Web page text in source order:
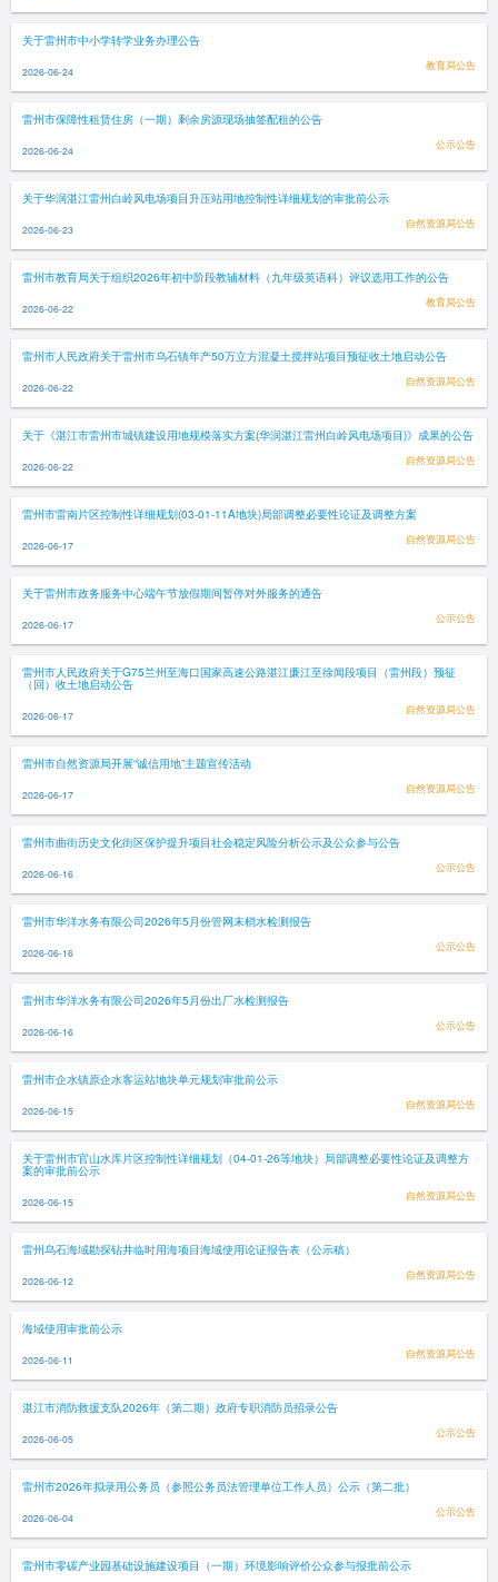
关于雷州市中小学转学业务办理公告
2026-06-24 教育局公告
雷州市保障性租赁住房（一期）剩余房源现场抽签配租的公告
2026-06-24 公示公告
关于华润湛江雷州白岭风电场项目升压站用地控制性详细规划的审批前公示
2026-06-23 自然资源局公告
雷州市教育局关于组织2026年初中阶段教辅材料（九年级英语科）评议选用工作的公告
2026-06-22 教育局公告
雷州市人民政府关于雷州市乌石镇年产50万立方混凝土搅拌站项目预征收土地启动公告
2026-06-22 自然资源局公告
关于《湛江市雷州市城镇建设用地规模落实方案(华润湛江雷州白岭风电场项目)》成果的公告
2026-06-22 自然资源局公告
雷州市雷南片区控制性详细规划(03-01-11A地块)局部调整必要性论证及调整方案
2026-06-17 自然资源局公告
关于雷州市政务服务中心端午节放假期间暂停对外服务的通告
2026-06-17 公示公告
雷州市人民政府关于G75兰州至海口国家高速公路湛江廉江至徐闻段项目（雷州段）预征
（回）收土地启动公告
2026-06-17 自然资源局公告
雷州市自然资源局开展“诚信用地”主题宣传活动
2026-06-17 自然资源局公告
雷州市曲街历史文化街区保护提升项目社会稳定风险分析公示及公众参与公告
2026-06-16 公示公告
雷州市华洋水务有限公司2026年5月份管网末梢水检测报告
2026-06-16 公示公告
雷州市华洋水务有限公司2026年5月份出厂水检测报告
2026-06-16 公示公告
雷州市企水镇原企水客运站地块单元规划审批前公示
2026-06-15 自然资源局公告
关于雷州市官山水库片区控制性详细规划（04-01-26等地块）局部调整必要性论证及调整方
案的审批前公示
2026-06-15 自然资源局公告
雷州乌石海域勘探钻井临时用海项目海域使用论证报告表（公示稿）
2026-06-12 自然资源局公告
海域使用审批前公示
2026-06-11 自然资源局公告
湛江市消防救援支队2026年（第二期）政府专职消防员招录公告
2026-06-05 公示公告
雷州市2026年拟录用公务员（参照公务员法管理单位工作人员）公示（第二批）
2026-06-04 公示公告
雷州市零碳产业园基础设施建设项目（一期）环境影响评价公众参与报批前公示